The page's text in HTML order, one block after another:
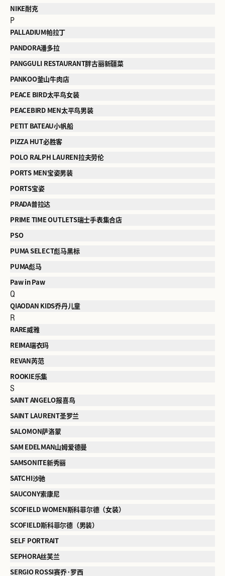
NIKE耐克
P
PALLADIUM帕拉丁
PANDORA潘多拉
PANGGULI RESTAURANT胖古丽新疆菜
PANKOO釜山牛肉店
PEACE BIRD太平鸟女装
PEACEBIRD MEN太平鸟男装
PETIT BATEAU小帆船
PIZZA HUT必胜客
POLO RALPH LAUREN拉夫劳伦
PORTS MEN宝姿男装
PORTS宝姿
PRADA普拉达
PRIME TIME OUTLETS瑞士手表集合店
PSO
PUMA SELECT彪马黑标
PUMA彪马
Paw in Paw
Q
QIAODAN KIDS乔丹儿童
R
RARE威雅
REIMA瑞衣玛
REVAN芮范
ROOKIE乐集
S
SAINT ANGELO报喜鸟
SAINT LAURENT圣罗兰
SALOMON萨洛蒙
SAM EDELMAN山姆爱德曼
SAMSONITE新秀丽
SATCHI沙驰
SAUCONY索康尼
SCOFIELD WOMEN斯科菲尔德（女装）
SCOFIELD斯科菲尔德（男装）
SELF PORTRAIT
SEPHORA丝芙兰
SERGIO ROSSI赛乔·罗西